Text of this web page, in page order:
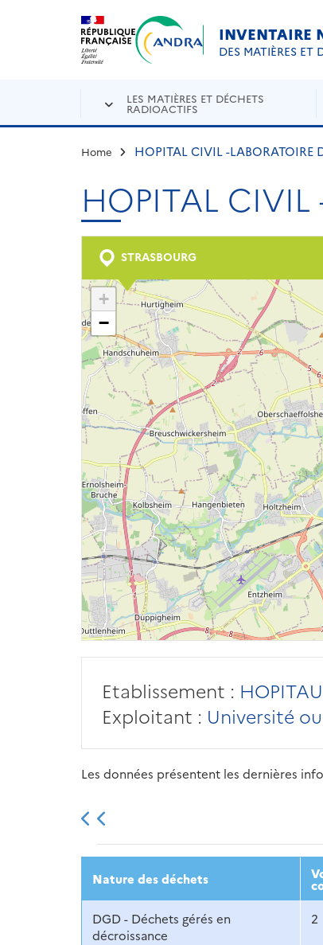
Aller au contenu principal
INVENTAIRE
DES MATIÈRES ET
LES MATIÈRES ET DÉCHETS
RADIOACTIFS
Home HOPITAL CIVIL -
HOPITAL
STRASBOURG
+
−
Etablissement :
Exploitant : Université
Les données présentent les dernières
2013 2014
Nature des déchets
DGD - Déchets gérés en
décroissance
2